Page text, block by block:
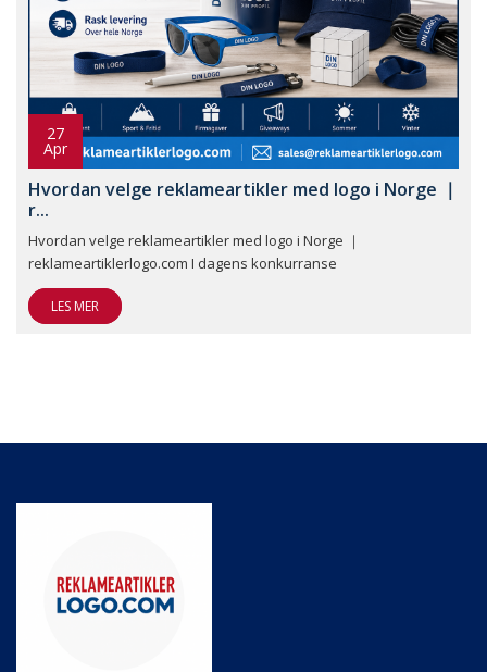
27
Apr
Hvordan velge reklameartikler med logo i Norge ｜
r...
Hvordan velge reklameartikler med logo i Norge ｜
reklameartiklerlogo.com I dagens konkurranse
LES MER